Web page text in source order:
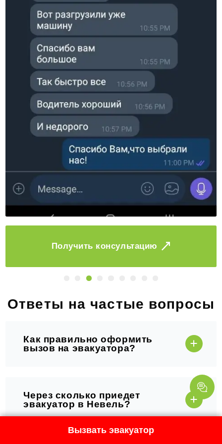
Заказать
Ответы на частые вопросы
Как правильно оформить
вызов на эвакуатора?
Через сколько приедет
эвакуатор в Невель?
Вызвать эвакуатор